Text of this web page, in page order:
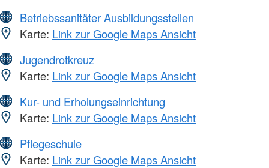
Betriebssanitäter Ausbildungsstellen
Karte: Link zur Google Maps Ansicht
Jugendrotkreuz
Karte: Link zur Google Maps Ansicht
Kur- und Erholungseinrichtung
Karte: Link zur Google Maps Ansicht
Pflegeschule
Karte: Link zur Google Maps Ansicht